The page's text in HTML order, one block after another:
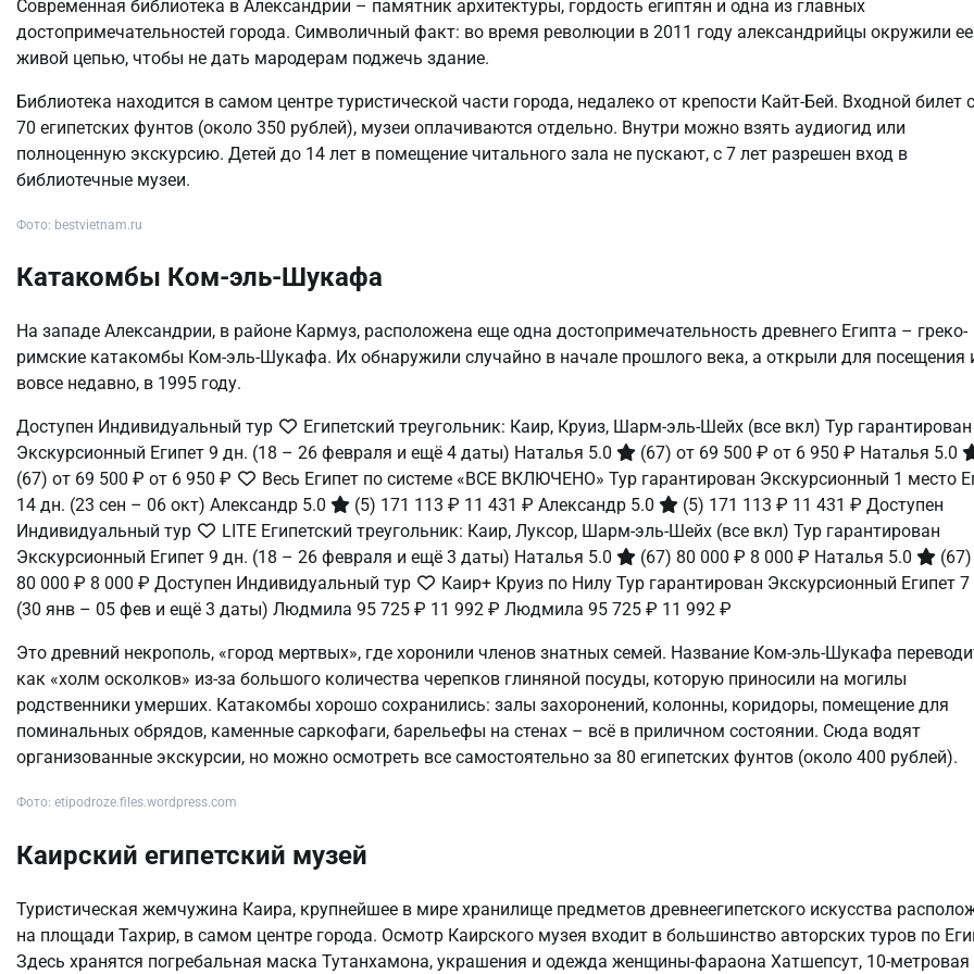
Современная библиотека в Александрии – памятник архитектуры, гордость египтян и одна из главных
достопримечательностей города. Символичный факт: во время революции в 2011 году александрийцы окружили ее
живой цепью, чтобы не дать мародерам поджечь здание.
Библиотека находится в самом центре туристической части города, недалеко от крепости Кайт-Бей. Входной билет
70 египетских фунтов (около 350 рублей), музеи оплачиваются отдельно. Внутри можно взять аудиогид или
полноценную экскурсию. Детей до 14 лет в помещение читального зала не пускают, с 7 лет разрешен вход в
библиотечные музеи.
Фото: bestvietnam.ru
Катакомбы Ком-эль-Шукафа
На западе Александрии, в районе Кармуз, расположена еще одна достопримечательность древнего Египта – греко-
римские катакомбы Ком-эль-Шукафа. Их обнаружили случайно в начале прошлого века, а открыли для посещения
вовсе недавно, в 1995 году.
Доступен Индивидуальный тур
Египетский треугольник: Каир, Круиз, Шарм-эль-Шейх (все вкл) Тур гарантирован
Экскурсионный Египет 9 дн. (18 – 26 февраля и ещё 4 даты) Наталья 5.0 (67) от 69 500 ₽ от 6 950 ₽ Наталья 5.0
(67) от 69 500 ₽ от 6 950 ₽
Весь Египет по системе «ВСЕ ВКЛЮЧЕНО» Тур гарантирован Экскурсионный 1 место
14 дн. (23 сен – 06 окт) Александр 5.0 (5) 171 113 ₽ 11 431 ₽ Александр 5.0 (5) 171 113 ₽ 11 431 ₽ Доступен
Индивидуальный тур
LITE Египетский треугольник: Каир, Луксор, Шарм-эль-Шейх (все вкл) Тур гарантирован
Экскурсионный Египет 9 дн. (18 – 26 февраля и ещё 3 даты) Наталья 5.0 (67) 80 000 ₽ 8 000 ₽ Наталья 5.0
(67)
80 000 ₽ 8 000 ₽ Доступен Индивидуальный тур Каир+ Круиз по Нилу Тур гарантирован Экскурсионный Египет 7
(30 янв – 05 фев и ещё 3 даты) Людмила 95 725 ₽ 11 992 ₽ Людмила 95 725 ₽ 11 992 ₽
Это древний некрополь, «город мертвых», где хоронили членов знатных семей. Название Ком-эль-Шукафа
как «холм осколков» из-за большого количества черепков глиняной посуды, которую приносили на могилы
родственники умерших. Катакомбы хорошо сохранились: залы захоронений, колонны, коридоры, помещение для
поминальных обрядов, каменные саркофаги, барельефы на стенах – всё в приличном состоянии. Сюда водят
организованные экскурсии, но можно осмотреть все самостоятельно за 80 египетских фунтов (около 400 рублей).
Фото: etipodroze.files.wordpress.com
Каирский египетский музей
Туристическая жемчужина Каира, крупнейшее в мире хранилище предметов древнеегипетского искусства
на площади Тахрир, в самом центре города. Осмотр Каирского музея входит в большинство авторских туров по
Здесь хранятся погребальная маска Тутанхамона, украшения и одежда женщины-фараона Хатшепсут, 10-метровая